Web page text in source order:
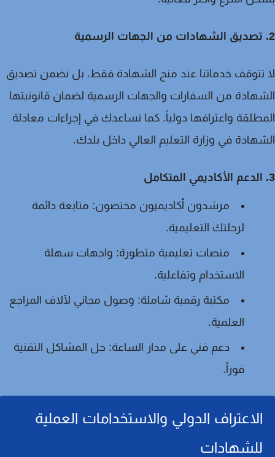
تتوقف خدماتنا عند منح الشهادة فقط، بل نضمنتصديق
من السفاراتوالجهات الرسمية لضمان قانونيتها
واعترافها دولياً. كما نساعدك في إجراءاتمعادلة
في وزارة التعليم العاليداخل بلدك.
مرشدون أكاديميون مختصون:متابعة دائمة
لرحلتك التعليمية.
منصات تعليمية متطورة: واجهات سهلة
الاستخدام وتفاعلية.
مكتبة رقمية شاملة:وصول مجاني لآلاف المراجع
العلمية.
دعم فني على مدار الساعة:حل المشاكل التقنية
فوراً.
الاعتراف الدولي والاستخدامات العملية
للشهادات